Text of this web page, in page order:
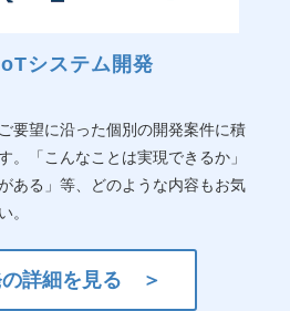
システム開発
要望に沿った個別の開発案件に積
。「こんなことは実現できるか」
ある」等、どのような内容もお気
。
の詳細を見る ＞